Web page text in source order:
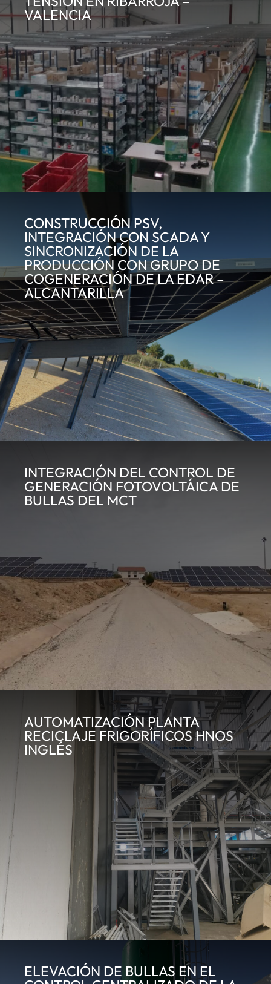
VALENCIA
CONSTRUCCIÓN PSV,
INTEGRACIÓN CON SCADA Y
SINCRONIZACIÓN DE LA
PRODUCCIÓN CON GRUPO DE
COGENERACIÓN DE LA EDAR –
ALCANTARILLA
INTEGRACIÓN DEL CONTROL DE
GENERACIÓN FOTOVOLTÁICA DE
BULLAS DEL MCT
AUTOMATIZACIÓN PLANTA
RECICLAJE FRIGORÍFICOS HNOS
INGLÉS
ELEVACIÓN DE BULLAS EN EL